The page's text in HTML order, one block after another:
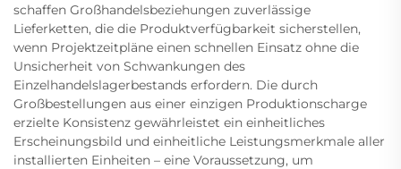
schaffen Großhandelsbeziehungen zuverlässige
Lieferketten, die die Produktverfügbarkeit sicherstellen,
wenn Projektzeitpläne einen schnellen Einsatz ohne die
Unsicherheit von Schwankungen des
Einzelhandelslagerbestands erfordern. Die durch
Großbestellungen aus einer einzigen Produktionscharge
erzielte Konsistenz gewährleistet ein einheitliches
Erscheinungsbild und einheitliche Leistungsmerkmale aller
installierten Einheiten – eine Voraussetzung, um